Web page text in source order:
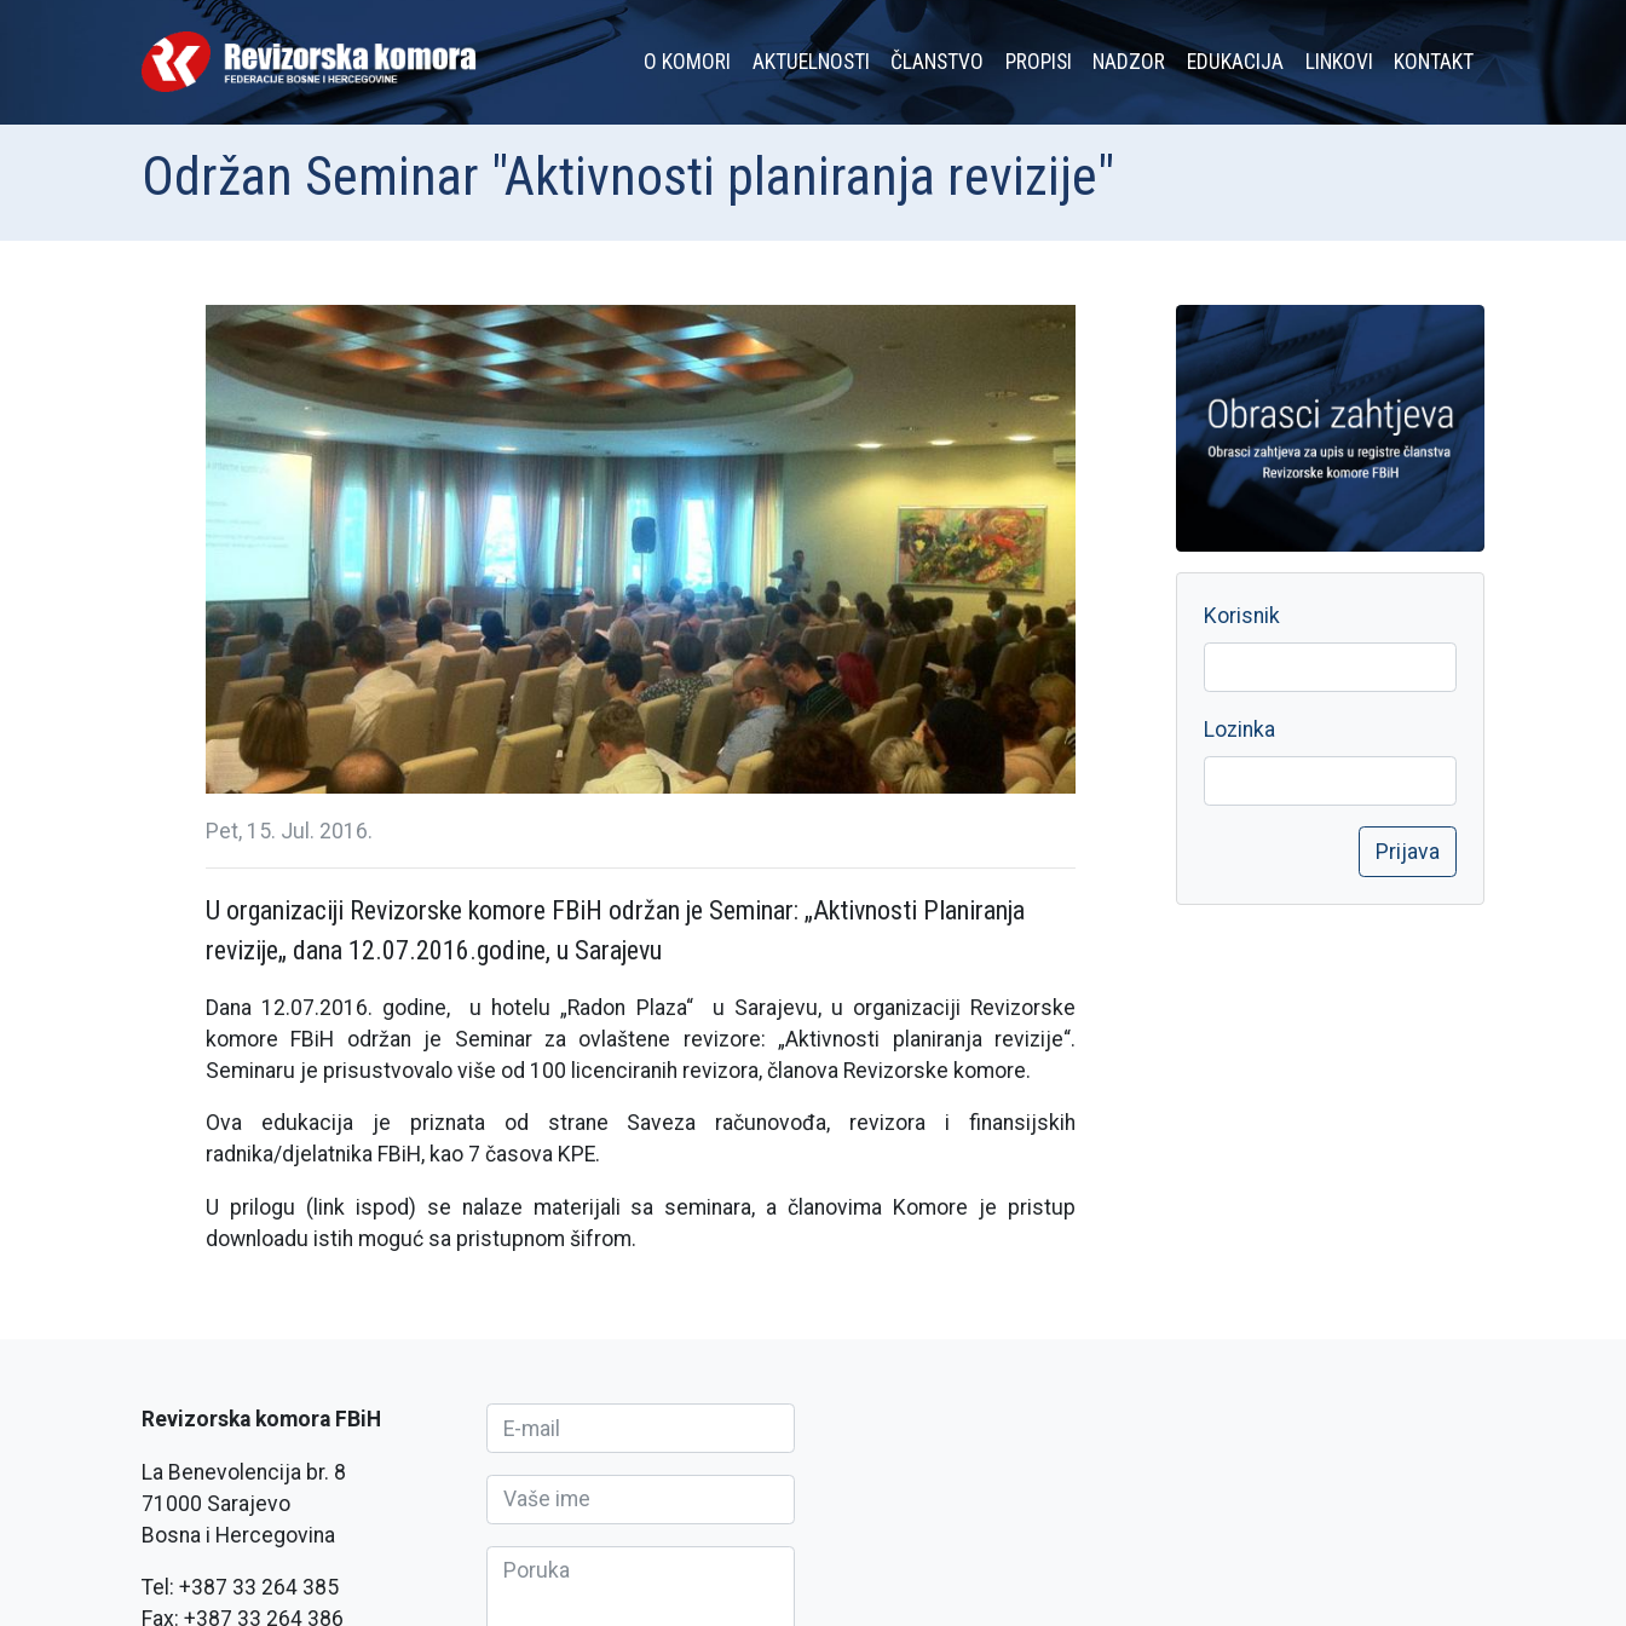
O KOMORI AKTUELNOSTI ČLANSTVO PROPISI NADZOR EDUKACIJA LINKOVI KONTAKT
Održan Seminar "Aktivnosti planiranja revizije"
Pet, 15. Jul. 2016.
U organizaciji Revizorske komore FBiH održan je Seminar: „Aktivnosti Planiranja
revizije„ dana 12.07.2016.godine, u Sarajevu
Dana 12.07.2016. godine, u hotelu „Radon Plaza“ u Sarajevu, u organizaciji Revizorske
komore FBiH održan je Seminar za ovlaštene revizore: „Aktivnosti planiranja revizije“.
Seminaru je prisustvovalo više od 100 licenciranih revizora, članova Revizorske komore.
Ova edukacija je priznata od strane Saveza računovođa, revizora i finansijskih
radnika/djelatnika FBiH, kao 7 časova KPE.
U prilogu (link ispod) se nalaze materijali sa seminara, a članovima Komore je pristup
downloadu istih moguć sa pristupnom šifrom.
Korisnik
Lozinka
Revizorska komora FBiH
La Benevolencija br. 8
71000 Sarajevo
Bosna i Hercegovina
Tel: +387 33 264 385
Fax: +387 33 264 386